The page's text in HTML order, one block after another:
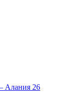
Алания 26